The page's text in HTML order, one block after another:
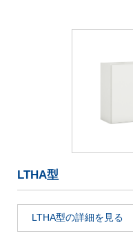
LTHA型
LTHA型の詳細を見る